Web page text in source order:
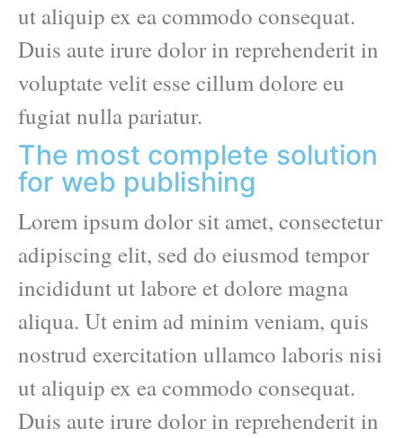
ut aliquip ex ea commodo consequat.
Duis aute irure dolor in reprehenderit in
voluptate velit esse cillum dolore eu
fugiat nulla pariatur.
The most complete solution
for web publishing
Lorem ipsum dolor sit amet, consectetur
adipiscing elit, sed do eiusmod tempor
incididunt ut labore et dolore magna
aliqua. Ut enim ad minim veniam, quis
nostrud exercitation ullamco laboris nisi
ut aliquip ex ea commodo consequat.
Duis aute irure dolor in reprehenderit in